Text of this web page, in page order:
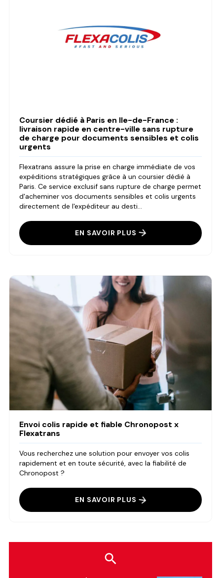
Coursier dédié à Paris en Ile-de-France :
livraison rapide en centre-ville sans rupture
de charge pour documents sensibles et colis
urgents
Flexatrans assure la prise en charge immédiate de vos
expéditions stratégiques grâce à un coursier dédié à
Paris. Ce service exclusif sans rupture de charge permet
d'acheminer vos documents sensibles et colis urgents
directement de l'expéditeur au desti...
EN SAVOIR PLUS
Envoi colis rapide et fiable Chronopost x
Flexatrans
Vous recherchez une solution pour envoyer vos colis
rapidement et en toute sécurité, avec la fiabilité de
Chronopost ?
EN SAVOIR PLUS